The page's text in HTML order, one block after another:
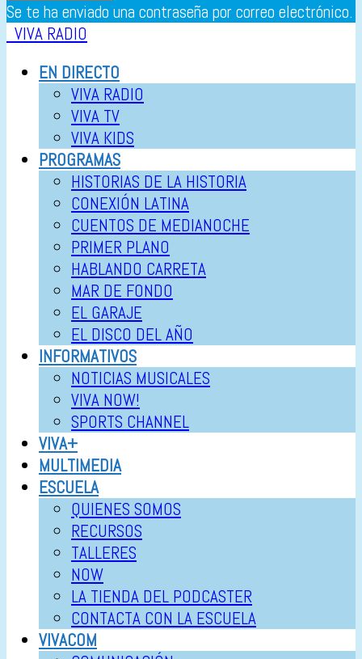
Se te ha enviado una contraseña por correo electrónico.
VIVA RADIO
EN DIRECTO
VIVA RADIO
VIVA TV
VIVA KIDS
PROGRAMAS
HISTORIAS DE LA HISTORIA
CONEXIÓN LATINA
CUENTOS DE MEDIANOCHE
PRIMER PLANO
HABLANDO CARRETA
MAR DE FONDO
EL GARAJE
EL DISCO DEL AÑO
INFORMATIVOS
NOTICIAS MUSICALES
VIVA NOW!
SPORTS CHANNEL
VIVA+
MULTIMEDIA
ESCUELA
QUIENES SOMOS
RECURSOS
TALLERES
NOW
LA TIENDA DEL PODCASTER
CONTACTA CON LA ESCUELA
VIVACOM